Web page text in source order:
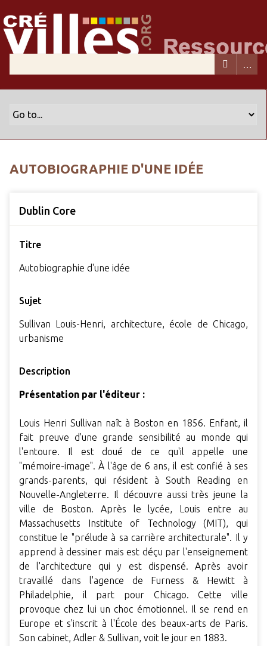
AUTOBIOGRAPHIE D'UNE IDÉE
Dublin Core
Titre
Autobiographie d'une idée
Sujet
Sullivan Louis-Henri, architecture, école de Chicago,
urbanisme
Description
Présentation par l'éditeur :
Louis Henri Sullivan naît à Boston en 1856. Enfant, il
fait preuve d'une grande sensibilité au monde qui
l'entoure. Il est doué de ce qu'il appelle une
"mémoire-image". À l'âge de 6 ans, il est confié à ses
grands-parents, qui résident à South Reading en
Nouvelle-Angleterre. Il découvre aussi très jeune la
ville de Boston. Après le lycée, Louis entre au
Massachusetts Institute of Technology (MIT), qui
constitue le "prélude à sa carrière architecturale". Il y
apprend à dessiner mais est déçu par l'enseignement
de l'architecture qui y est dispensé. Après avoir
travaillé dans l'agence de Furness & Hewitt à
Philadelphie, il part pour Chicago. Cette ville
provoque chez lui un choc émotionnel. Il se rend en
Europe et s'inscrit à l'École des beaux-arts de Paris.
Son cabinet, Adler & Sullivan, voit le jour en 1883.